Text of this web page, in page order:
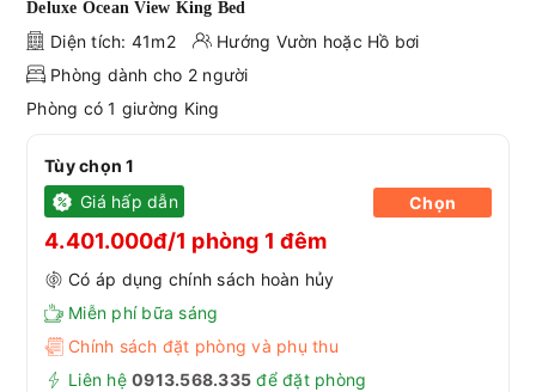
Deluxe Ocean View King Bed
Diện tích: 41m2
Hướng Vườn hoặc Hồ bơi
Phòng dành cho 2 người
Phòng có 1 giường King
Tùy chọn 1
Giá hấp dẫn
4.401.000đ/1 phòng 1 đêm
Có áp dụng chính sách hoàn hủy
Miễn phí bữa sáng
Chính sách đặt phòng và phụ thu
Liên hệ 0913.568.335 để đặt phòng
Chọn